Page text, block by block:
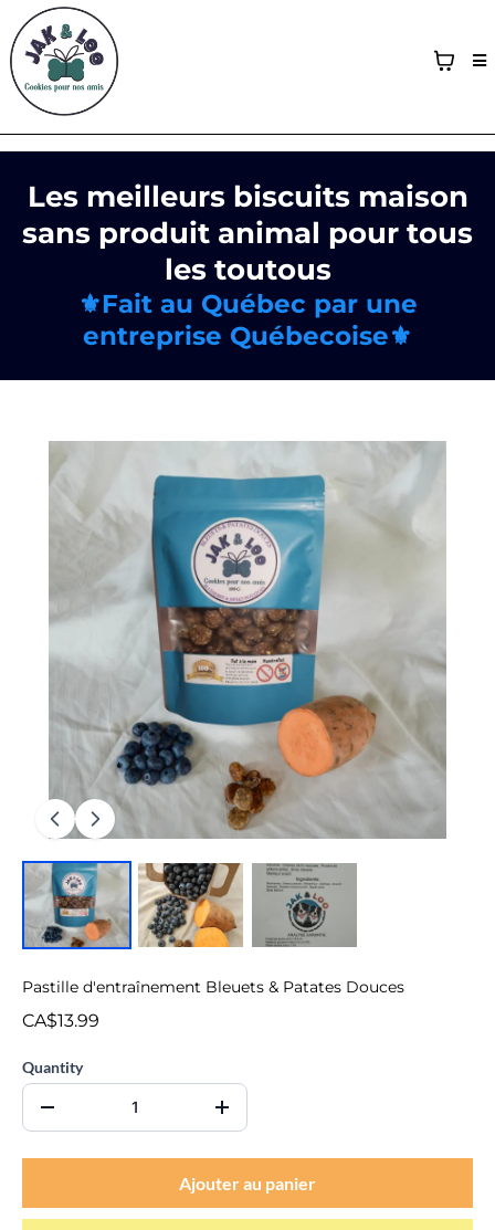
Les meilleurs biscuits maison
sans produit animal pour tous
les toutous
⚜️Fait au Québec par une
entreprise Québecoise⚜️
Pastille d'entraînement Bleuets & Patates Douces
CA$13.99
Quantity
Ajouter au panier